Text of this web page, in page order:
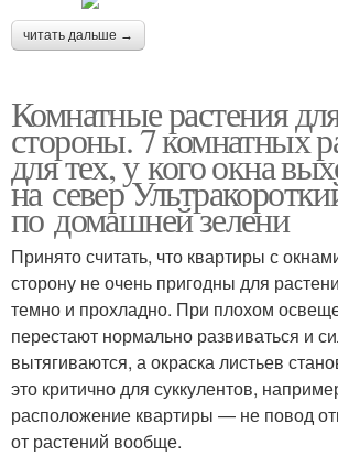
читать дальше →
Комнатные растения
стороны. 7 комнатных
для тех, у кого окна
на север
по домашней зелени
Принято считать, что квартиры с
сторону не очень пригодны для
темно и прохладно. При плохом
перестают нормально развиваться и
вытягиваются, а окраска листьев
это критично для суккулентов,
расположение квартиры — не повод
от растений вообще.